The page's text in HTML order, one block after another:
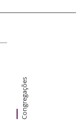
Congregações